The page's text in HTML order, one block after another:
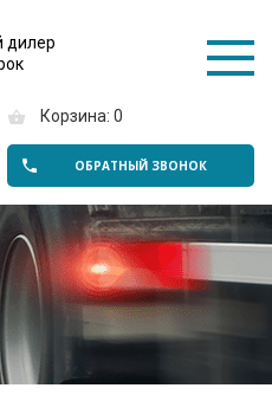
дилер
Корзина: 0
ОБРАТНЫЙ ЗВОНОК